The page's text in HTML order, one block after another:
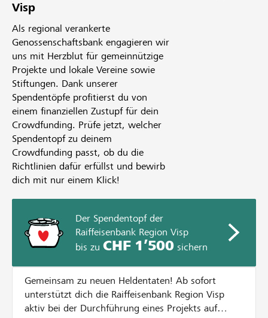
Visp
Als regional verankerte
Genossenschaftsbank engagieren wir
uns mit Herzblut für gemeinnützige
Projekte und lokale Vereine sowie
Stiftungen. Dank unserer
Spendentöpfe profitierst du von
einem finanziellen Zustupf für dein
Crowdfunding. Prüfe jetzt, welcher
Spendentopf zu deinem
Crowdfunding passt, ob du die
Richtlinien dafür erfüllst und bewirb
dich mit nur einem Klick!
Der Spendentopf der
Raiffeisenbank Region Visp
bis zu CHF 1’500sichern
Gemeinsam zu neuen Heldentaten! Ab sofort
unterstützt dich die Raiffeisenbank Region Visp
aktiv bei der Durchführung eines Projekts auf